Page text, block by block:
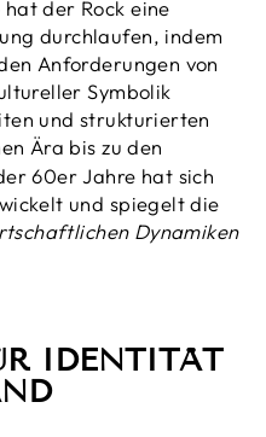
der Rock eine
durchlaufen, indem
Anforderungen von
Symbolik
und strukturierten
Ära bis zu den
60er Jahre hat sich
und spiegelt die
Dynamiken
IDENTITÄT